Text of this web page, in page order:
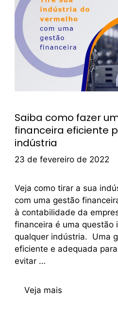
Saiba como fazer
financeira eficiente
indústria
23 de fevereiro de 2022
Veja como tirar a sua
com uma gestão
à contabilidade da
financeira é uma questão
qualquer indústria. Uma
eficiente e adequada
evitar …
Veja mais